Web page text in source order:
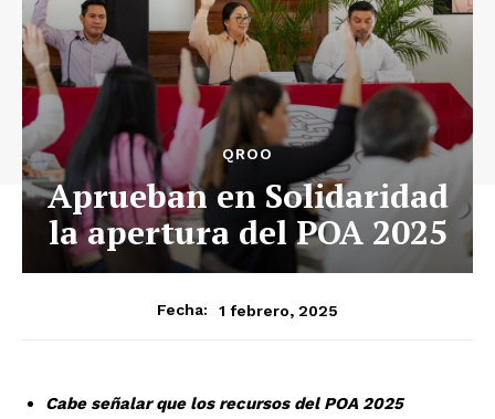
QROO
Aprueban en Solidaridad
la apertura del POA 2025
Fecha: 1 febrero, 2025
Cabe señalar que los recursos del POA 2025